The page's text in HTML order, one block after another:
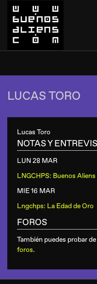
LUCAS TORO
Lucas Toro
NOTAS Y
LUN 28 MAR
LNGCHPS: Buenos
MIE 16 MAR
Lngchps: La Edad de Oro
FOROS
También puedes probar
foros.